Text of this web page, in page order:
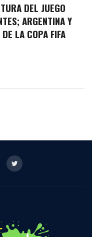
DEL JUEGO
ARGENTINA Y
LA COPA FIFA